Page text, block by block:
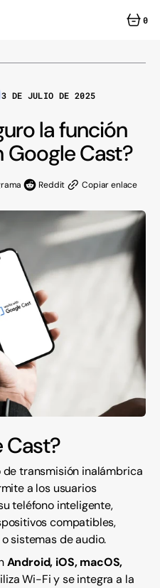
0
3 DE JULIO DE 2025
la función
Cast?
Reddit Copiar enlace
Cast?
transmisión inalámbrica
a los usuarios
teléfono inteligente,
compatibles,
sistemas de audio.
Android, iOS, macOS,
Wi-Fi y se integra a la